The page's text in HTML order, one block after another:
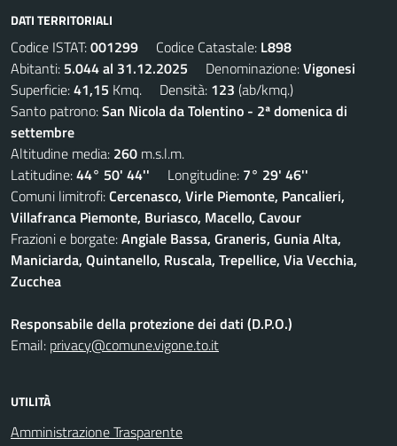
DATI TERRITORIALI
Codice ISTAT:001299 Codice Catastale: L898
Abitanti: 5.044 al 31.12.2025 Denominazione:Vigonesi
Superficie:41,15 Kmq. Densità: 123 (ab/kmq.)
Santo patrono:San Nicola da Tolentino - 2ª domenica di
settembre
Altitudine media: 260 m.s.l.m.
Latitudine:44° 50' 44'' Longitudine: 7° 29' 46''
Comuni limitrofi:Cercenasco, Virle Piemonte, Pancalieri,
Villafranca Piemonte, Buriasco, Macello, Cavour
Frazioni e borgate:Angiale Bassa, Graneris, Gunia Alta,
Maniciarda, Quintanello, Ruscala, Trepellice, Via Vecchia,
Zucchea
Responsabile della protezione dei dati (D.P.O.)
Email: privacy@comune.vigone.to.it
UTILITÀ
Amministrazione Trasparente